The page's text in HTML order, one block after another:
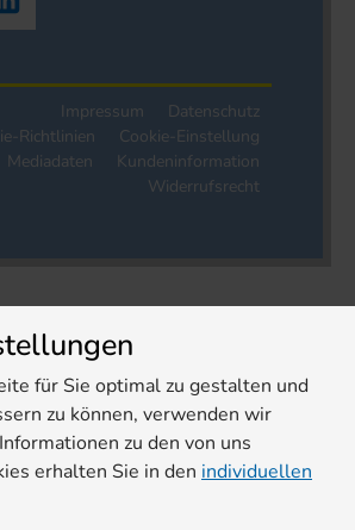
Impressum
Datenschutz
Richtlinien
Cookie-Einstellung
Mediadaten
Kundeninformation
Widerrufsrecht
für Sie optimal zu gestalten und
zu können, verwenden wir
zu den von uns
erhalten Sie in den individuellen